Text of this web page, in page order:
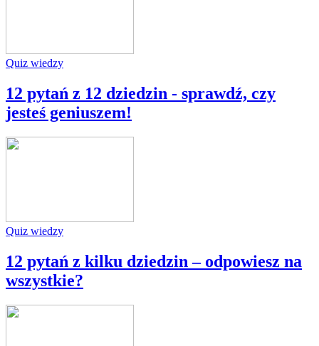
Quiz wiedzy
12 pytań z 12 dziedzin - sprawdź, czy
jesteś geniuszem!
Quiz wiedzy
12 pytań z kilku dziedzin – odpowiesz na
wszystkie?